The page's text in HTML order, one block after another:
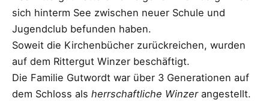
sich hinterm See zwischen neuer Schule und
Jugendclub befunden haben.
Soweit die Kirchenbücher zurückreichen, wurden
auf dem Rittergut Winzer beschäftigt.
Die Familie Gutwordt war über 3 Generationen auf
dem Schloss als herrschaftliche Winzer angestellt.